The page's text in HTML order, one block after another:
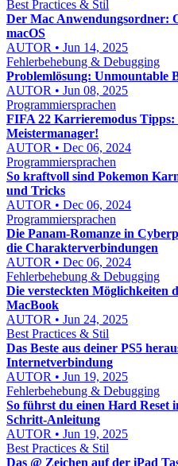
Best Practices & Stil
Der Mac Anwendungsordner:
macOS
AUTOR • Jun 14, 2025
Fehlerbehebung & Debugging
Problemlösung: Unmountable
AUTOR • Jun 08, 2025
Programmiersprachen
FIFA 22 Karrieremodus Tipps:
Meistermanager!
AUTOR • Dec 06, 2024
Programmiersprachen
So kraftvoll sind Pokemon
und Tricks
AUTOR • Dec 06, 2024
Programmiersprachen
Die Panam-Romanze in
die Charakterverbindungen
AUTOR • Dec 06, 2024
Fehlerbehebung & Debugging
Die versteckten Möglichkeiten
MacBook
AUTOR • Jun 24, 2025
Best Practices & Stil
Das Beste aus deiner PS5
Internetverbindung
AUTOR • Jun 19, 2025
Fehlerbehebung & Debugging
So führst du einen Hard
Schritt-Anleitung
AUTOR • Jun 19, 2025
Best Practices & Stil
Das @ Zeichen auf der iPad